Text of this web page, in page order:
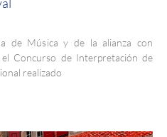
de Música y de la alianza con
Concurso de Interpretación de
realizado